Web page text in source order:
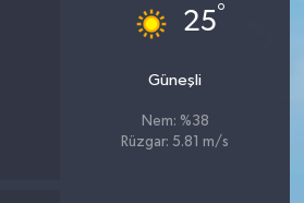
25°
Güneşli
Nem: %38
Rüzgar: 5.81 m/s